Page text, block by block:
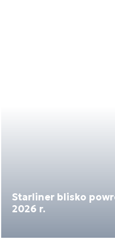
Starliner blisko
2026 r.